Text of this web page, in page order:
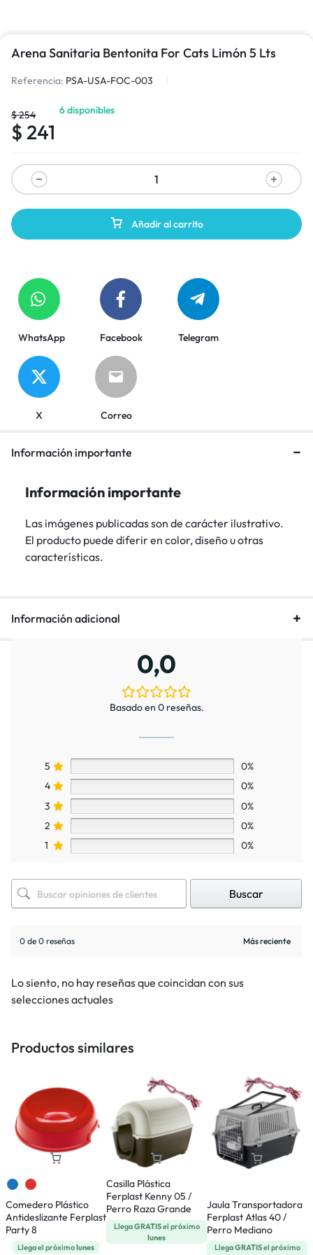
Arena Sanitaria Bentonita For Cats Limón 5 Lts
Referencia: PSA-USA-FOC-003
$254
$ 241
6 disponibles
Añadir al carrito
WhatsApp Facebook Telegram
X Correo
Información importante
Información importante
Las imágenes publicadas son de carácter ilustrativo.
El producto puede diferir en color, diseño u otras
características.
Información adicional
0,0
Basado en 0 reseñas.
5
0%
4
0%
3
0%
2
0%
1
0%
Buscar
0 de 0 reseñas
Lo siento, no hay reseñas que coincidan con sus
selecciones actuales
Productos similares
Comedero Plástico
Antideslizante Ferplast
Party 8
Llega el próximolunes
Casilla Plástica
Ferplast Kenny 05 /
Perro Raza Grande
LlegaGRATISel próximo
lunes
Jaula Transportadora
Ferplast Atlas 40 /
Perro Mediano
LlegaGRATISel próximo